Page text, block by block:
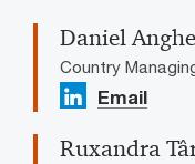
Daniel
Country
Email
Ruxandra